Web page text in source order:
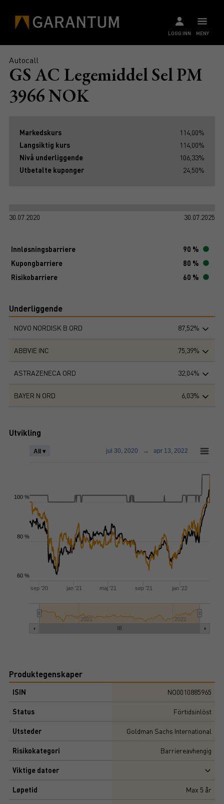
MENY
LOGG INN
Autocall
GS AC Legemiddel Sel PM
3966 NOK
Markedskurs
114,00%
Langsiktig kurs
114,00%
Nivå underliggende
106,33%
Utbetalte kuponger
24,50%
30.07.2020 30.07.2025
Innløsningsbarriere
90 %
Kupongbarriere
80 %
Risikobarriere
60 %
Underliggende
NOVO NORDISK B ORD 87,52%
ABBVIE INC 75,39%
ASTRAZENECA ORD 32,04%
BAYER N ORD 6,03%
Utvikling
sep '20 jan '21 maj '21 sep '21 jan '22
2021 2022
All ▾ jul 30, 2020 → apr 13, 2022
60 %
80 %
100 %
Produktegenskaper
ISIN NO0010885965
Status Förtidsinlöst
Utsteder Goldman Sachs International
Risikokategori Barriereavhengig
Viktige datoer
Løpetid Max 5 år